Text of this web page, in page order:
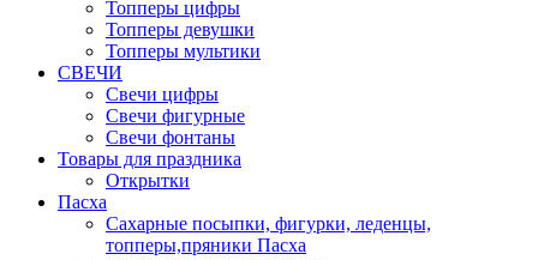
Топперы цифры
Топперы девушки
Топперы мультики
СВЕЧИ
Свечи цифры
Свечи фигурные
Свечи фонтаны
Товары для праздника
Открытки
Пасха
Сахарные посыпки, фигурки, леденцы,
топперы,пряники Пасха